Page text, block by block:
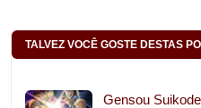
TALVEZ VOCÊ GOSTE DESTAS
Gensou